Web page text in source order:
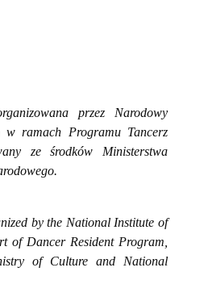
przez Narodowy
ramach Programu Tancerz
ze środków Ministerstwa
by the National Institute of
of Dancer Resident Program,
of Culture and National